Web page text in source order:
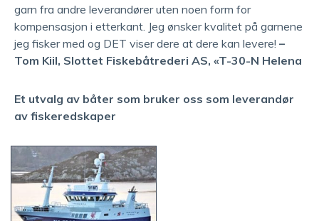
garn fra andre leverandører uten noen form for
kompensasjon i etterkant. Jeg ønsker kvalitet på garnene
jeg fisker med og DET viser dere at dere kan levere! –
Tom Kiil, Slottet Fiskebåtrederi AS, «T-30-N Helena
Et utvalg av båter som bruker oss som leverandør
av fiskeredskaper